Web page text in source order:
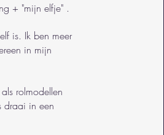
+ "mijn elfje" .
is. Ik ben meer
in mijn
rolmodellen
draai in een